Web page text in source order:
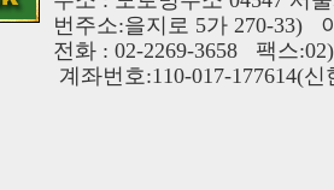
번주소:을지로 5가 270-33)
전화 : 02-2269-3658 팩스
계좌번호:110-017-177614(신